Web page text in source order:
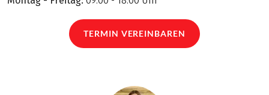
TERMIN VEREINBAREN